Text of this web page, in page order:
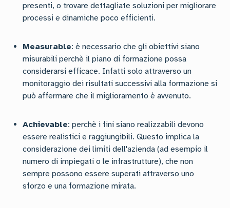
presenti, o trovare dettagliate soluzioni per migliorare
processi e dinamiche poco efficienti.
Measurable: è necessario che gli obiettivi siano
misurabili perchè il piano di formazione possa
considerarsi efficace. Infatti solo attraverso un
monitoraggio dei risultati successivi alla formazione si
può affermare che il miglioramento è avvenuto.
Achievable: perchè i fini siano realizzabili devono
essere realistici e raggiungibili. Questo implica la
considerazione dei limiti dell'azienda (ad esempio il
numero di impiegati o le infrastrutture), che non
sempre possono essere superati attraverso uno
sforzo e una formazione mirata.